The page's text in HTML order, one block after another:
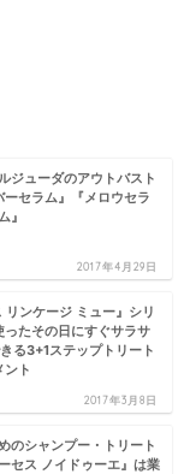
ジューダのアウトバスト
ーセラム』『メロウセラ
ム』
2017年4月29日
リンケージ ミュー』シリ
たその日にすぐサラサ
る3+1ステップトリート
ント
2017年3月8日
のシャンプー・トリート
セス ノイドゥーエ』は業